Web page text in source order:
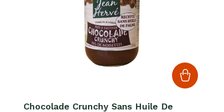
Chocolade Crunchy Sans Huile De